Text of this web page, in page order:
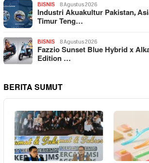
BISNIS 8 Agustus 2026
Industri Akuakultur Pakistan,
Timur Teng…
BISNIS 8 Agustus 2026
Fazzio Sunset Blue Hybrid x
Edition …
BERITA SUMUT